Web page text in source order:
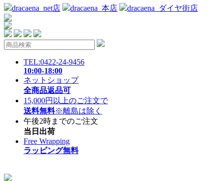
dracaena_net店 dracaena_本店 dracaena_ダイヤ街店
TEL:0422-24-9456
10:00-18:00
ネットショップ
全商品返品可
15,000円以上のご注文で
送料無料※離島は除く
午後2時までのご注文
当日出荷
Free Wrapping
ラッピング無料